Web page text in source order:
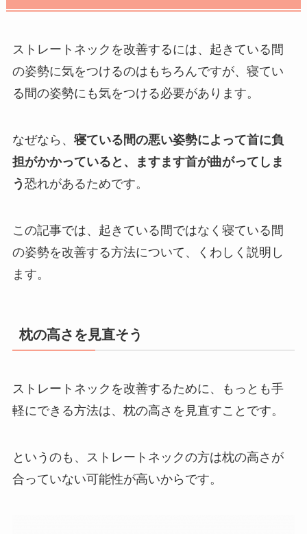
ストレートネックを改善するには、起きている間
の姿勢に気をつけるのはもちろんですが、寝てい
る間の姿勢にも気をつける必要があります。
なぜなら、 寝ている間の悪い姿勢によって首に負
担がかかっていると、ますます首が曲がってしま
う 恐れがあるためです。
この記事では、起きている間ではなく寝ている間
の姿勢を改善する方法について、くわしく説明し
ます。
枕の高さを見直そう
ストレートネックを改善するために、もっとも手
軽にできる方法は、枕の高さを見直すことです。
というのも、ストレートネックの方は枕の高さが
合っていない可能性が高いからです。